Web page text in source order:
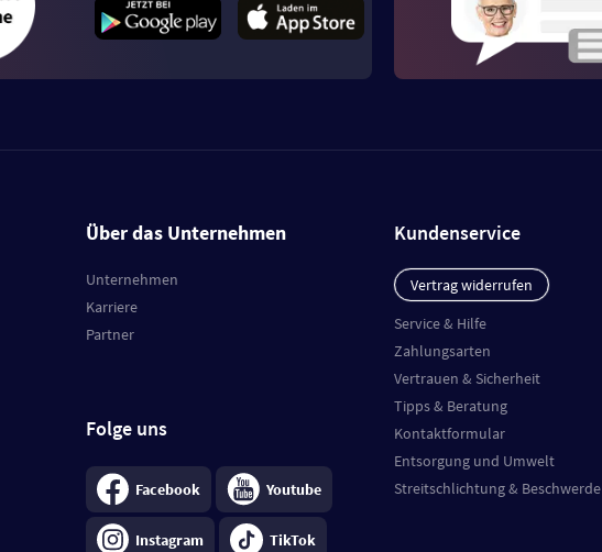
Über das Unternehmen
Unternehmen
Karriere
Partner
Folge uns
Facebook Youtube
Instagram TikTok
Kundenservice
Vertrag widerrufen
Service & Hilfe
Zahlungsarten
Vertrauen & Sicherheit
Tipps & Beratung
Kontaktformular
Entsorgung und Umwelt
Streitschlichtung & Beschwerde